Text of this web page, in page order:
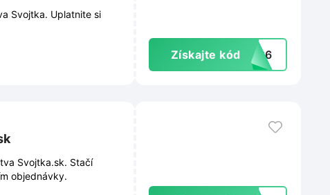
Svojtka. Uplatnite si
Získajte kód TO26
Svojtka.sk. Stačí
objednávky.